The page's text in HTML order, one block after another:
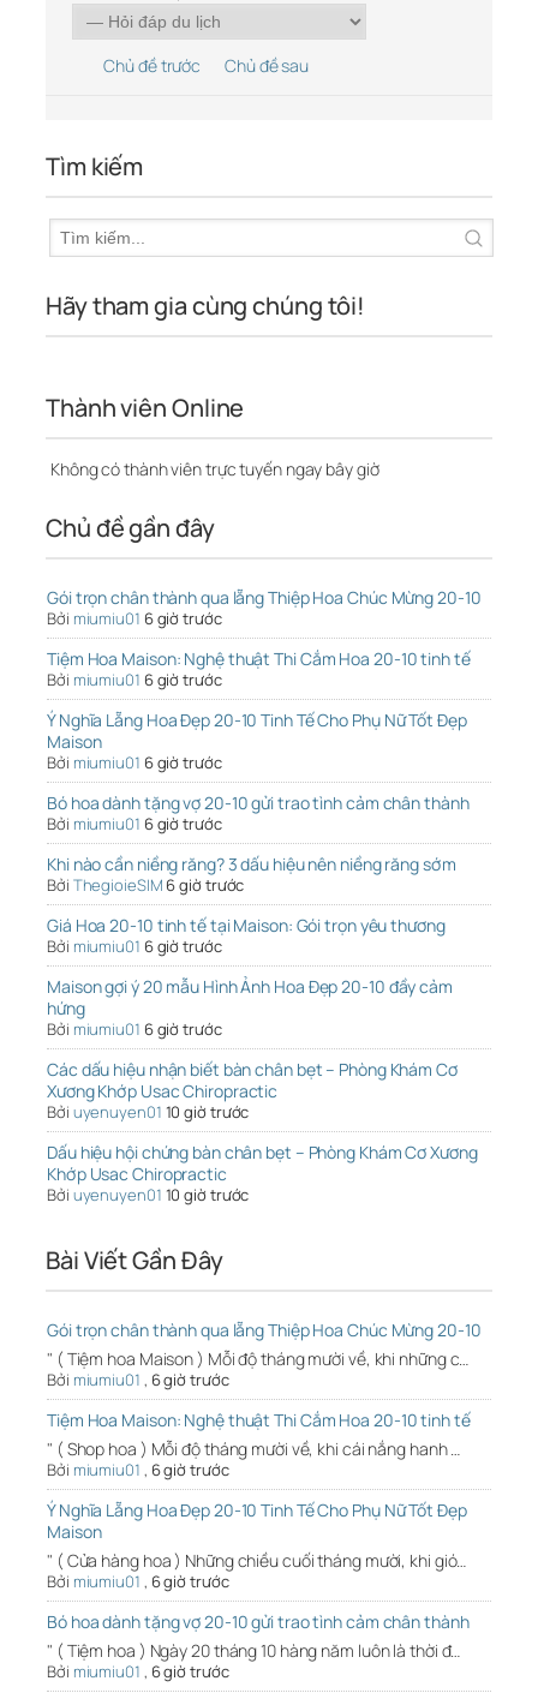
Chủ đề trước Chủ đề sau
Tìm kiếm
Hãy tham gia cùng chúng tôi!
Thành viên Online
Không có thành viên trực tuyến ngay bây giờ
Chủ đề gần đây
Gói trọn chân thành qua lẵng Thiệp Hoa Chúc Mừng 20-10
Bởi miumiu01 6 giờ trước
Tiệm Hoa Maison: Nghệ thuật Thi Cắm Hoa 20-10 tinh tế
Bởi miumiu01 6 giờ trước
Ý Nghĩa Lẵng Hoa Đẹp 20-10 Tinh Tế Cho Phụ Nữ Tốt Đẹp
Maison
Bởi miumiu01 6 giờ trước
Bó hoa dành tặng vợ 20-10 gửi trao tình cảm chân thành
Bởi miumiu01 6 giờ trước
Khi nào cần niềng răng? 3 dấu hiệu nên niềng răng sớm
Bởi ThegioieSIM 6 giờ trước
Giá Hoa 20-10 tinh tế tại Maison: Gói trọn yêu thương
Bởi miumiu01 6 giờ trước
Maison gợi ý 20 mẫu Hình Ảnh Hoa Đẹp 20-10 đầy cảm
hứng
Bởi miumiu01 6 giờ trước
Các dấu hiệu nhận biết bàn chân bẹt – Phòng Khám Cơ
Xương Khớp Usac Chiropractic
Bởi uyenuyen01 10 giờ trước
Dấu hiệu hội chứng bàn chân bẹt – Phòng Khám Cơ Xương
Khớp Usac Chiropractic
Bởi uyenuyen01 10 giờ trước
Bài Viết Gần Đây
Gói trọn chân thành qua lẵng Thiệp Hoa Chúc Mừng 20-10
" ( Tiệm hoa Maison ) Mỗi độ tháng mười về, khi những c…
Bởi miumiu01 , 6 giờ trước
Tiệm Hoa Maison: Nghệ thuật Thi Cắm Hoa 20-10 tinh tế
" ( Shop hoa ) Mỗi độ tháng mười về, khi cái nắng hanh …
Bởi miumiu01 , 6 giờ trước
Ý Nghĩa Lẵng Hoa Đẹp 20-10 Tinh Tế Cho Phụ Nữ Tốt Đẹp
Maison
" ( Cửa hàng hoa ) Những chiều cuối tháng mười, khi gió…
Bởi miumiu01 , 6 giờ trước
Bó hoa dành tặng vợ 20-10 gửi trao tình cảm chân thành
" ( Tiệm hoa ) Ngày 20 tháng 10 hàng năm luôn là thời đ…
Bởi miumiu01 , 6 giờ trước